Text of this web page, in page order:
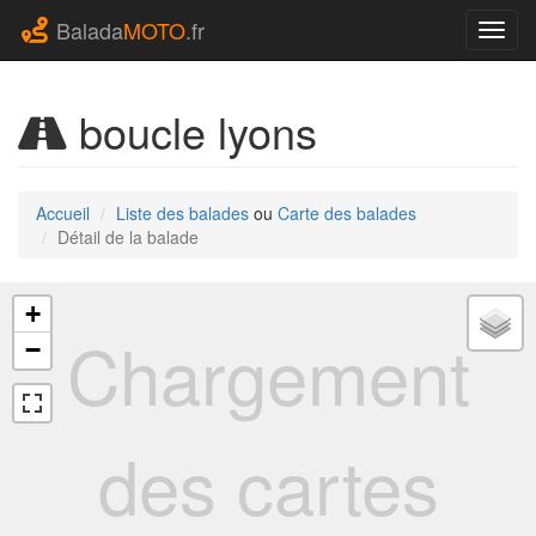
BaladaMOTO.fr
boucle lyons
Accueil Liste des balades ou Carte des balades
Détail de la balade
Chargement
des cartes
+
−